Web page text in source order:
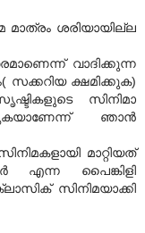
ശരിയായില്ല
വാദിക്കുന്ന
ക്ഷമിക്കുക)
സിനിമാ
ഞാന്‍
മാറ്റിയത്
എന്ന പൈങ്കിളി
സിനിമയാക്കി